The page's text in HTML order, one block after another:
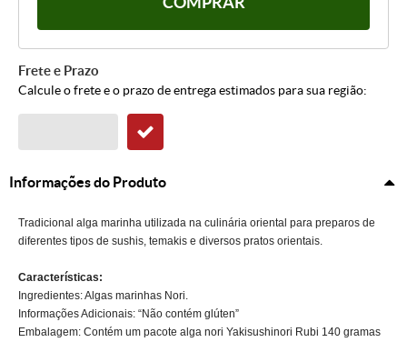
Frete e Prazo
Calcule o frete e o prazo de entrega estimados para sua região:
Informações do Produto
Tradicional alga marinha utilizada na culinária oriental para preparos de
diferentes tipos de sushis, temakis e diversos pratos orientais.
Características:
Ingredientes: Algas marinhas Nori.
Informações Adicionais: “Não contém glúten”
Embalagem: Contém um pacote alga nori Yakisushinori Rubi 140 gramas